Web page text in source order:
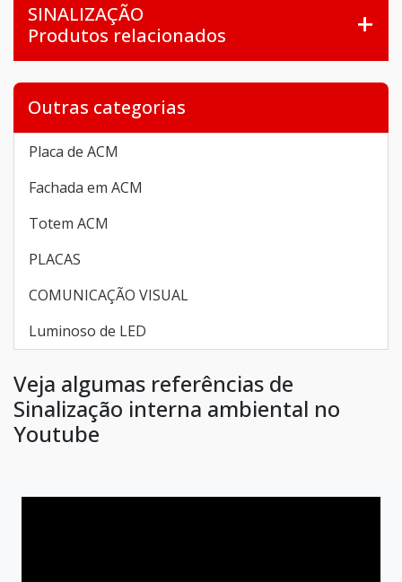
SINALIZAÇÃO
Produtos relacionados
Outras categorias
Placa de ACM
Fachada em ACM
Totem ACM
PLACAS
COMUNICAÇÃO VISUAL
Luminoso de LED
Veja algumas referências de
Sinalização interna ambiental no
Youtube